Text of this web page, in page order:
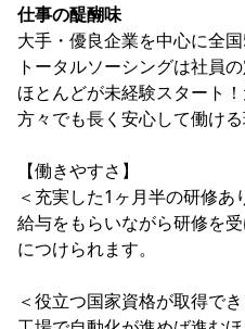
仕事の醍醐味
大手・優良企業を中心に全
トータルソーシングは社員
ほとんどが未経験スタート
方々でも長く安心して働ける
【働きやすさ】
＜充実した1ヶ月半の研修あ
給与をもらいながら研修を
につけられます。
＜役立つ国家資格が取得でき